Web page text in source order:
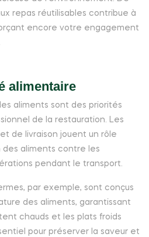
repas réutilisables contribue à
encore votre engagement
alimentaire
aliments sont des priorités
de la restauration. Les
de livraison jouent un rôle
aliments contre les
pendant le transport.
par exemple, sont conçus
des aliments, garantissant
chauds et les plats froids
pour préserver la saveur et